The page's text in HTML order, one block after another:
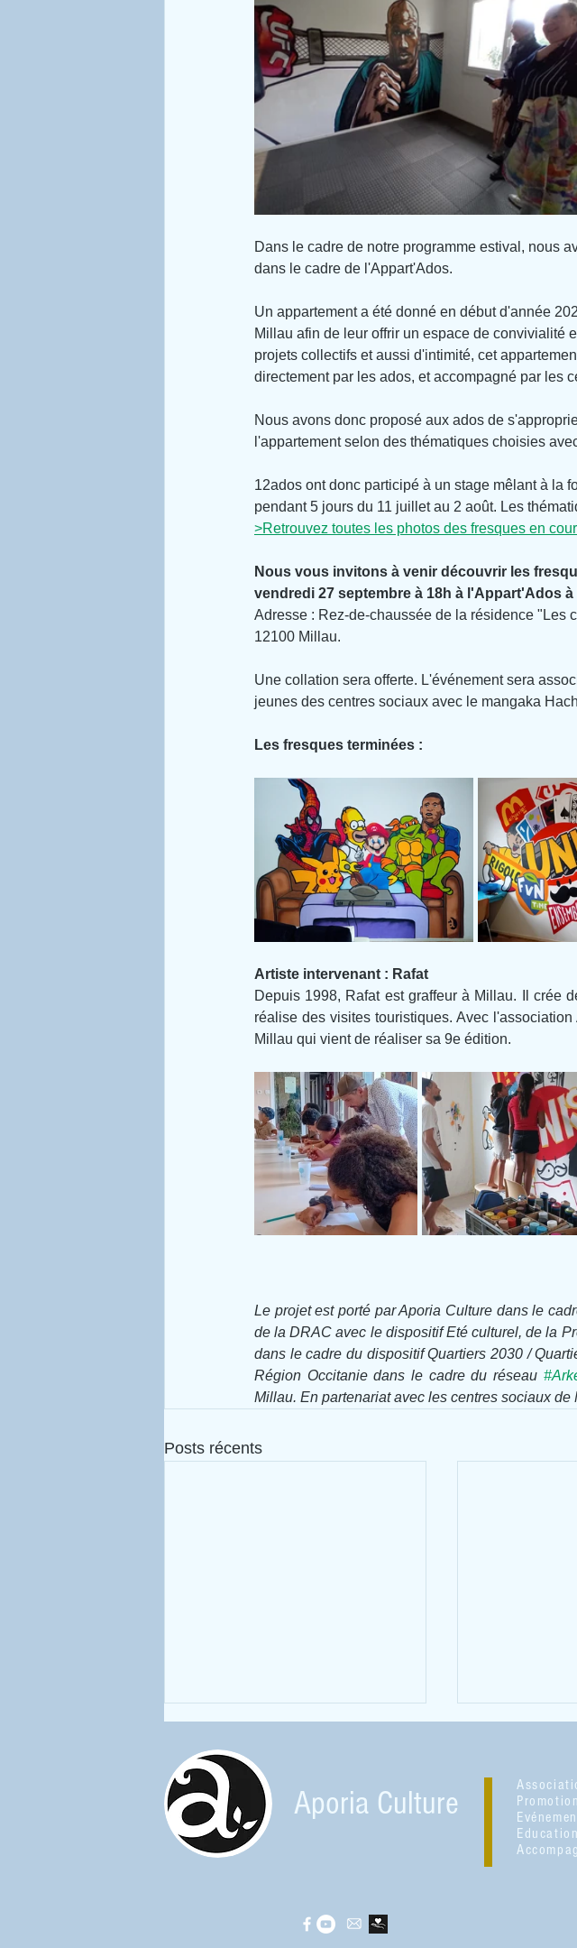
Dans le cadre de notre programme estival, nous
dans le cadre de l'Appart'Ados.
Un appartement a été donné en début d'année
Millau afin de leur offrir un espace de convivialité
projets collectifs et aussi d'intimité, cet
directement par les ados, et accompagné par les
Nous avons donc proposé aux ados de
l'appartement selon des thématiques choisies
12ados ont donc participé à un stage mêlant à la
pendant 5 jours du 11 juillet au 2 août. Les
>Retrouvez toutes les photos des fresques en
Nous vous invitons à venir découvrir les
vendredi 27 septembre à 18h à l'Appart'Ados à
Adresse : Rez-de-chaussée de la résidence "Les
12100 Millau.
Une collation sera offerte. L'événement sera
jeunes des centres sociaux avec le mangaka
Les fresques terminées :
Artiste intervenant : Rafat
Depuis 1998, Rafat est graffeur à Millau. Il crée
réalise des visites touristiques. Avec
Millau qui vient de réaliser sa 9e édition.
Le projet est porté par Aporia Culture dans le
de la DRAC avec le dispositif Eté culturel, de la
dans le cadre du dispositif Quartiers 2030 /
Région Occitanie dans le cadre du réseau
Millau. En partenariat avec les centres sociaux de
Posts récents
Aporia Culture
Promotion